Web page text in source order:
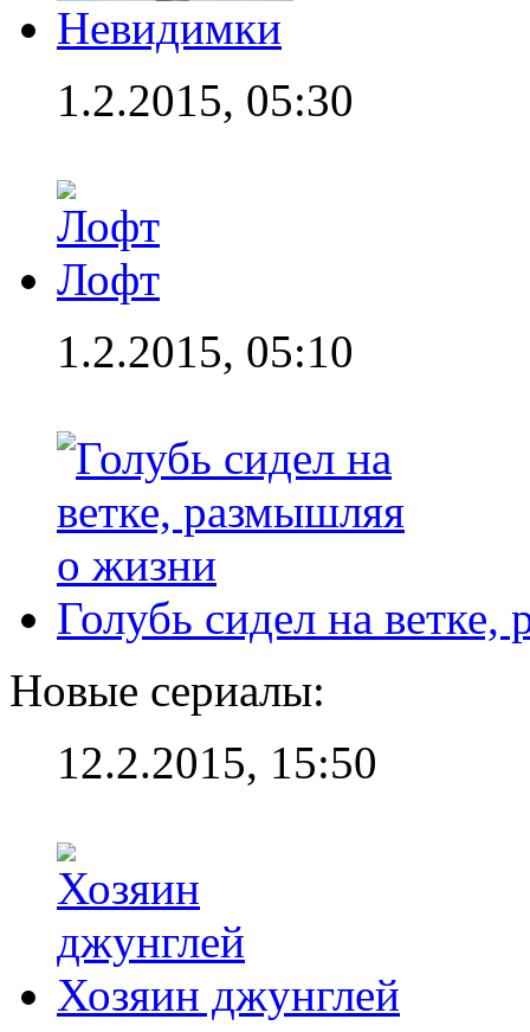
Невидимки
1.2.2015, 05:30
Лофт
1.2.2015, 05:10
Голубь сидел на
Новые сериалы:
12.2.2015, 15:50
Хозяин джунглей